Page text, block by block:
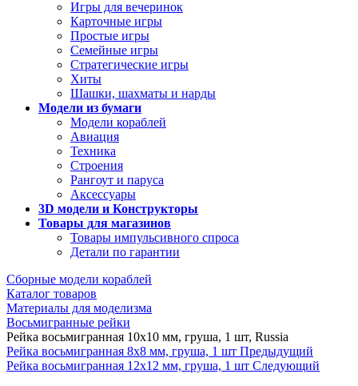
Игры для вечеринок
Карточные игры
Простые игры
Семейные игры
Стратегические игры
Хиты
Шашки, шахматы и нарды
Модели из бумаги
Модели кораблей
Авиация
Техника
Строения
Рангоут и паруса
Аксессуары
3D модели и Конструкторы
Товары для магазинов
Товары импульсивного спроса
Детали по гарантии
Сборные модели кораблей
Каталог товаров
Материалы для моделизма
Восьмигранные рейки
Рейка восьмигранная 10х10 мм, груша, 1 шт, Russia
Рейка восьмигранная 8х8 мм, груша, 1 шт Предыдущий
Рейка восьмигранная 12х12 мм, груша, 1 шт Следующий